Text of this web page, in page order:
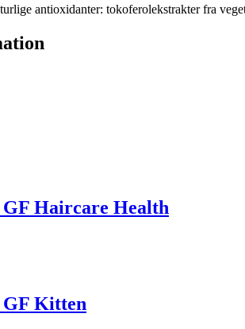
antioxidanter: tokoferolekstrakter fra
Haircare Health
Kitten